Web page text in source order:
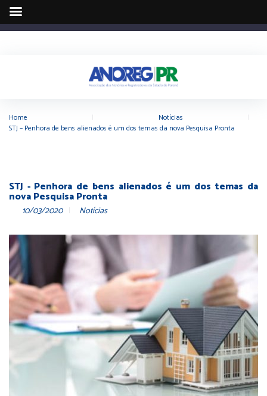
Home Notícias
STJ – Penhora de bens alienados é um dos temas da nova Pesquisa Pronta
STJ - Penhora de bens alienados é um dos temas da
nova Pesquisa Pronta
10/03/2020 Notícias